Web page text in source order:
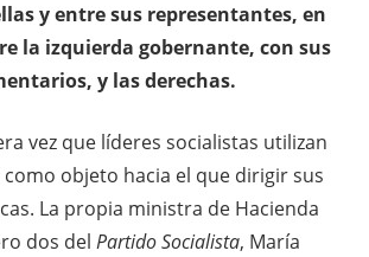
y entre sus representantes, en
la izquierda gobernante, con sus
y las derechas.
vez que líderes socialistas utilizan
como objeto hacia el que dirigir sus
La propia ministra de Hacienda
dos del Partido Socialista, María